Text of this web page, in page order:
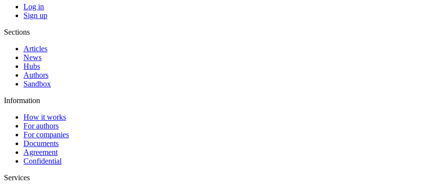
Log in
Sign up
Sections
Articles
News
Hubs
Authors
Sandbox
Information
How it works
For authors
For companies
Documents
Agreement
Confidential
Services